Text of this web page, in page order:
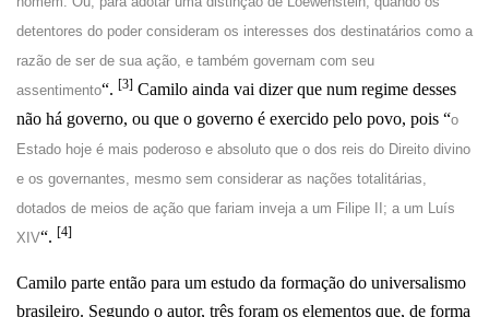
detentores do poder consideram os interesses dos destinatários como a
razão de ser de sua ação, e também governam com seu
assentimento“. [3] Camilo ainda vai dizer que num regime desses
não há governo, ou que o governo é exercido pelo povo, pois “o
Estado hoje é mais poderoso e absoluto que o dos reis do Direito divino
e os governantes, mesmo sem considerar as nações totalitárias,
dotados de meios de ação que fariam inveja a um Filipe II; a um Luís
XIV“. [4]
Camilo parte então para um estudo da formação do universalismo
brasileiro. Segundo o autor, três foram os elementos que, de forma